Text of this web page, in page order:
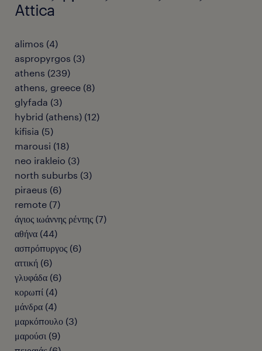
Attica
alimos (4)
aspropyrgos (3)
athens (239)
athens, greece (8)
glyfada (3)
hybrid (athens) (12)
kifisia (5)
marousi (18)
neo irakleio (3)
north suburbs (3)
piraeus (6)
remote (7)
άγιος ιωάννης ρέντης (7)
αθήνα (44)
ασπρόπυργος (6)
αττική (6)
γλυφάδα (6)
κορωπί (4)
μάνδρα (4)
μαρκόπουλο (3)
μαρούσι (9)